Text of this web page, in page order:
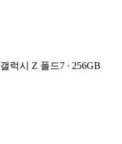
갤럭시 Z 폴드7 ∙ 256GB